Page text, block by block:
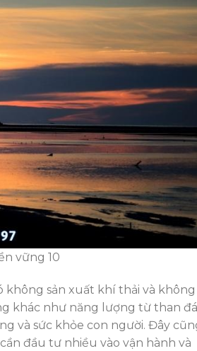
vững 10
không sản xuất khí thải và không
khác như năng lượng từ than
và sức khỏe con người. Đây
đầu tư nhiều vào vận hành và